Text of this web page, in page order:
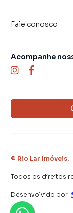
Fale conosco
Acompanhe
© Rio Lar Imóveis.
Todos os direitos
Desenvolvido por